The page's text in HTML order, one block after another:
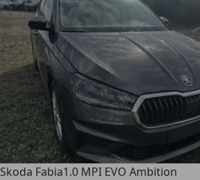
Skoda Fabia1.0 MPI EVO Ambition